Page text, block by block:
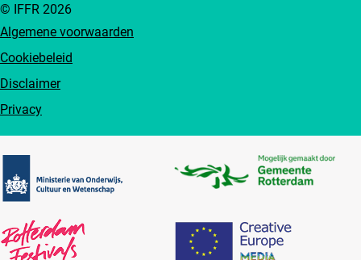
Algemene voorwaarden
Cookiebeleid
Disclaimer
Privacy
© IFFR 2026